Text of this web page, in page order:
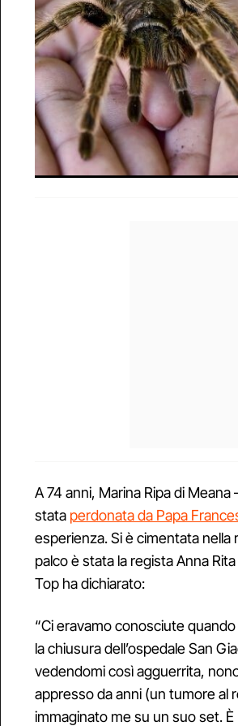
A 74 anni, Marina Ripa di
stata perdonata da Papa
esperienza. Si è cimentata
palco è stata la regista Anna
Top ha dichiarato:
“Ci eravamo conosciute
la chiusura dell’ospedale San
vedendomi così agguerrita,
appresso da anni (un tumore al
immaginato me su un suo set.